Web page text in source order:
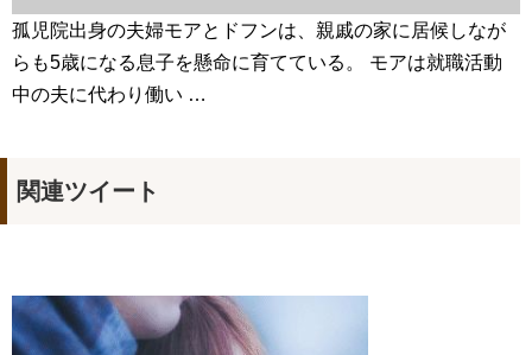
yoon kyun sang
HSF(126)-윤균상 서울숲 벤치 (YUN Kyunsang)(4)September::
Healing in Seoul Forest (서울숲)
yoon kyun sang
ユン・ギュンサン主演「潜入弁護人」第1回特別公開！
ソン・ヘギョ – ソンヘギョ キスまとめ
チョ・ヒョンジェ 조현재 九尾狐外伝 制作発表会
キム・テヒの弟イ・ワン♥イ・ボミ、今日（28日）結婚……
孤児院出身の夫婦モアとドフンは、親戚の家に居候しなが
らも5歳になる息子を懸命に育てている。 モアは就職活動
中の夫に代わり働い …
関連ツイート